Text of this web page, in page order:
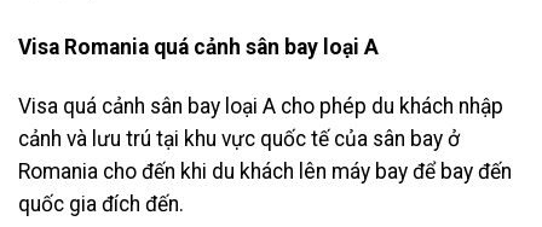
Visa Romania quá cảnh sân bay loại A
Visa quá cảnh sân bay loại A cho phép du khách nhập
cảnh và lưu trú tại khu vực quốc tế của sân bay ở
Romania cho đến khi du khách lên máy bay để bay đến
quốc gia đích đến.